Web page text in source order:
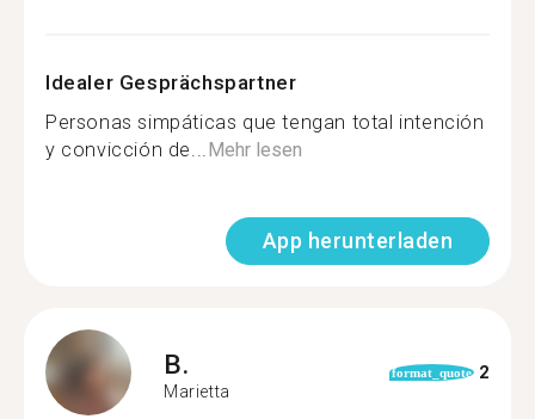
Idealer Gesprächspartner
Personas simpáticas que tengan total intención
y convicción de...Mehr lesen
App herunterladen
B.
Marietta
format_quote 2